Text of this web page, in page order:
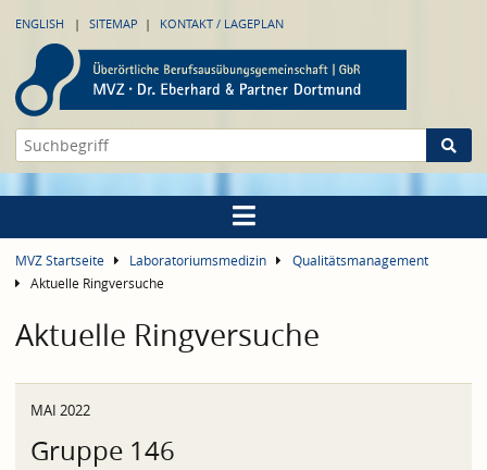
ENGLISH SITEMAP KONTAKT / LAGEPLAN
MVZ Startseite Laboratoriumsmedizin
Qualitätsmanagement
Aktuelle Ringversuche
Aktuelle Ringversuche
MAI 2022
Gruppe 146